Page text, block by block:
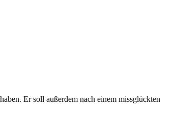
Er soll außerdem nach einem missglückten